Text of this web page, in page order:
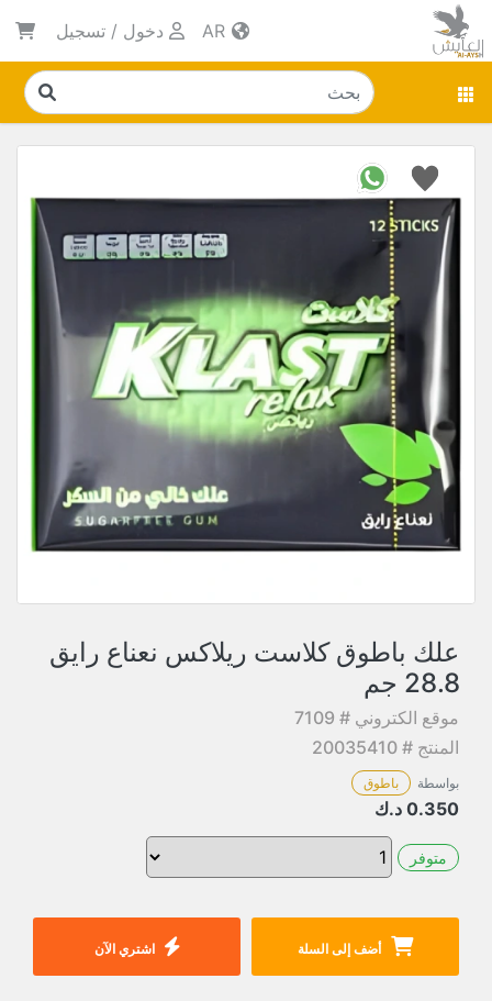
دخول / تسجيل
علك باطوق كلاست ريلاكس نعناع رايق
28.8 جم
موقع الكتروني # 7109
المنتج # 20035410
بواسطة باطوق
0.350 د.ك
متوفر
أضف إلى السلة اشتري الآن